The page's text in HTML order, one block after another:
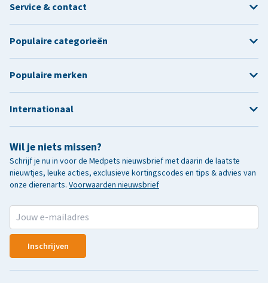
Wil je niets missen?
Schrijf je nu in voor de Medpets nieuwsbrief met daarin de laatste
nieuwtjes, leuke acties, exclusieve kortingscodes en tips & advies van
onze dierenarts. Voorwaarden nieuwsbrief
Inschrijven
Service & contact
Populaire categorieën
Populaire merken
Internationaal